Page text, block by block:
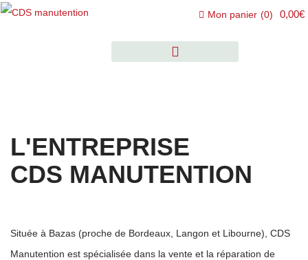
Mon panier (0) 0,00€
L'ENTREPRISE
CDS MANUTENTION
Située à Bazas (proche de Bordeaux, Langon et Libourne), CDS
Manutention est spécialisée dans la vente et la réparation de